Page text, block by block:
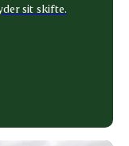
sit skifte.